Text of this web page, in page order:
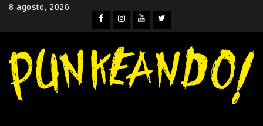
Skip8 agosto, 2026
Facebook
Instagram
YouTube
Twitter